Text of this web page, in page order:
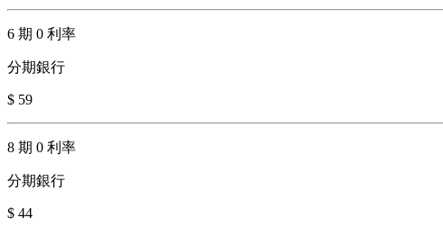
6 期 0 利率
分期銀行
$ 59
8 期 0 利率
分期銀行
$ 44